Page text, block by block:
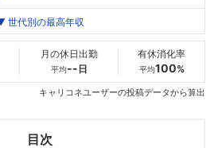
代
30代
--万
--万
世代別の最高年収
月の休日出勤
平均-- 日
有休消化率
平均100%
キャリコネユーザーの投稿データから算出
目次